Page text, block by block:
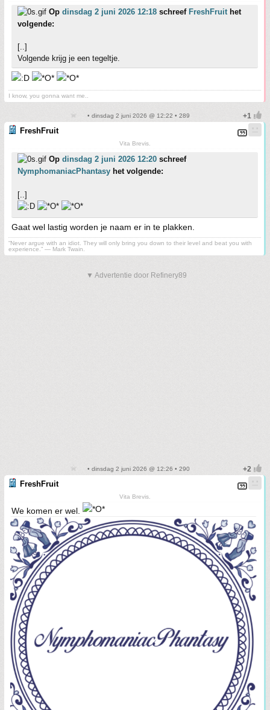
Op dinsdag 2 juni 2026 12:18 schreef FreshFruithet
volgende:
[..]
Volgende krijg je een tegeltje.
I know, you gonna want me..
• dinsdag 2 juni 2026 @ 12:22 • 289
FreshFruit
Vita Brevis.
Op dinsdag 2 juni 2026 12:20 schreef
NymphomaniacPhantasy het volgende:
[..]
Gaat wel lastig worden je naam er in te plakken.
“Never argue with an idiot. They will only bring you down to their level and beat you with
experience.” ― Mark Twain.
▼ Advertentie door Refinery89
• dinsdag 2 juni 2026 @ 12:26 • 290
FreshFruit
Vita Brevis.
We komen er wel.